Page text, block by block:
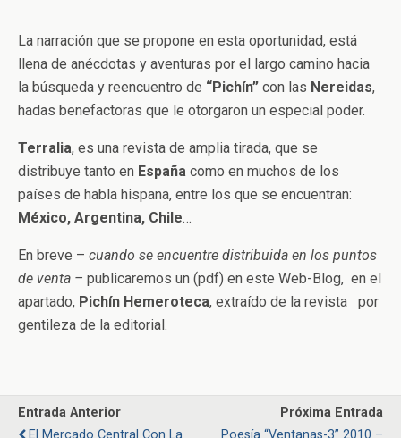
La narración que se propone en esta oportunidad, está
llena de anécdotas y aventuras por el largo camino hacia
la búsqueda y reencuentro de “Pichín” con las Nereidas,
hadas benefactoras que le otorgaron un especial poder.
Terralia, es una revista de amplia tirada, que se
distribuye tanto en España como en muchos de los
países de habla hispana, entre los que se encuentran:
México, Argentina, Chile…
En breve – cuando se encuentre distribuida en los puntos
de venta – publicaremos un (pdf) en este Web-Blog, en el
apartado, Pichín Hemeroteca, extraído de la revista por
gentileza de la editorial.
Entrada Anterior
El Mercado Central Con La
Próxima Entrada
Poesía “Ventanas-3” 2010 –